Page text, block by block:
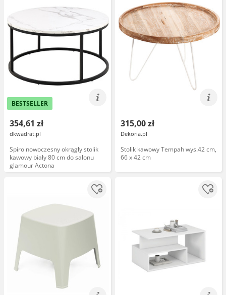
BESTSELLER
354,61 zł
dkwadrat.pl
Spiro nowoczesny okrągły stolik
kawowy biały 80 cm do salonu
glamour Actona
315,00 zł
Dekoria.pl
Stolik kawowy Tempah wys.42 cm,
66 x 42 cm